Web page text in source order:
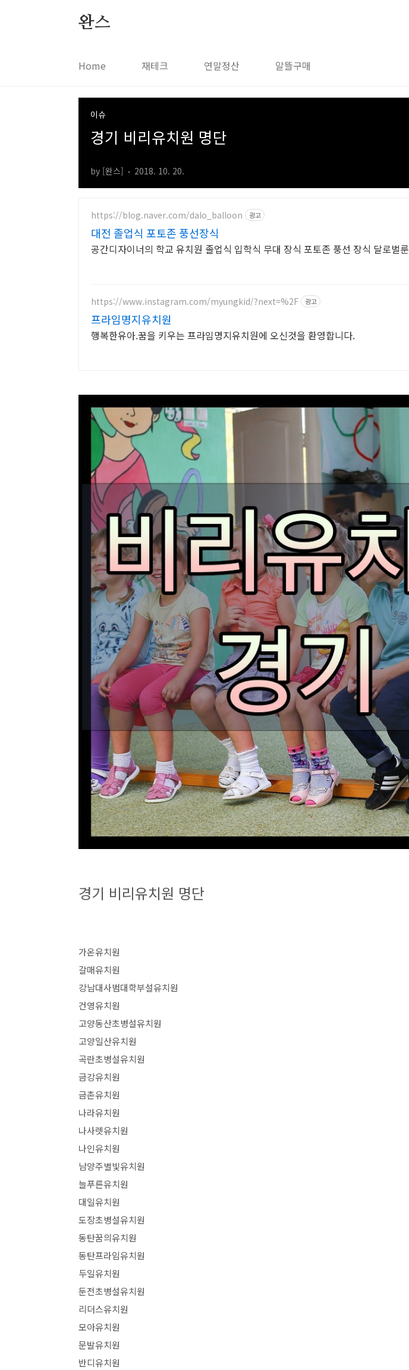
완스
Home 재테크 연말정산 알뜰구매
이슈
경기 비리유치원 명단
by [완스] 2018. 10. 20.
https://blog.naver.com/dalo_balloon 광고
대전 졸업식 포토존 풍선장식
공간디자이너의 학교 유치원 졸업식 입학식 무대 장식 포토존 풍선 장식 달로벌룬
https://www.instagram.com/myungkid/?next=%2F 광고
프라임명지유치원
행복한유아.꿈을 키우는 프라임명지유치원에 오신것을 환영합니다.
경기 비리유치원 명단
가온유치원
갈매유치원
강남대사범대학부설유치원
건영유치원
고양동산초병설유치원
고양일산유치원
곡란초병설유치원
금강유치원
금촌유치원
나라유치원
나사렛유치원
나인유치원
남양주별빛유치원
늘푸른유치원
대일유치원
도장초병설유치원
동탄꿈의유치원
동탄프라임유치원
두일유치원
둔전초병설유치원
리더스유치원
모아유치원
문발유치원
반디유치원